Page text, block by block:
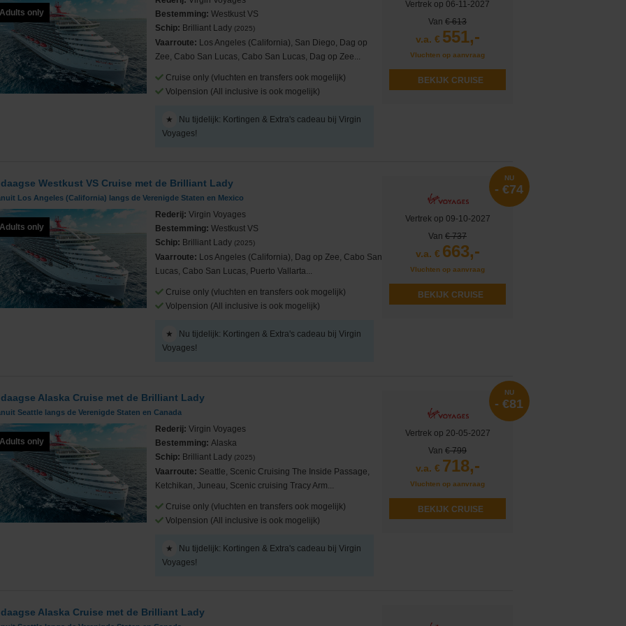
Adults only
Bestemming:Westkust VS
Schip: Brilliant Lady (2025)
Vaarroute: Los Angeles (California), San Diego, Dag op
Zee, Cabo San Lucas, Cabo San Lucas, Dag op Zee...
Cruise only (vluchten en transfers ook mogelijk)
Volpension (All inclusive is ook mogelijk)
★
Nu tijdelijk: Kortingen & Extra's cadeau bij Virgin
Voyages!
Vertrek op 06-11-2027
Van € 613
v.a. € 551,-
Vluchten op aanvraag
BEKIJK CRUISE
Westkust VS Cruise met de Brilliant Lady
Los Angeles (California) langs de Verenigde Staten en Mexico
Adults only
Rederij:Virgin Voyages
Bestemming:Westkust VS
Schip: Brilliant Lady (2025)
Vaarroute: Los Angeles (California), Dag op Zee, Cabo San
Lucas, Cabo San Lucas, Puerto Vallarta...
Cruise only (vluchten en transfers ook mogelijk)
Volpension (All inclusive is ook mogelijk)
★
Nu tijdelijk: Kortingen & Extra's cadeau bij Virgin
Voyages!
NU
- €74
Vertrek op 09-10-2027
Van € 737
v.a. € 663,-
Vluchten op aanvraag
BEKIJK CRUISE
Alaska Cruise met de Brilliant Lady
Seattle langs de Verenigde Staten en Canada
Adults only
Rederij:Virgin Voyages
Bestemming:Alaska
Schip: Brilliant Lady (2025)
Vaarroute: Seattle, Scenic Cruising The Inside Passage,
Ketchikan, Juneau, Scenic cruising Tracy Arm...
Cruise only (vluchten en transfers ook mogelijk)
Volpension (All inclusive is ook mogelijk)
★
Nu tijdelijk: Kortingen & Extra's cadeau bij Virgin
Voyages!
NU
- €81
Vertrek op 20-05-2027
Van € 799
v.a. € 718,-
Vluchten op aanvraag
BEKIJK CRUISE
Alaska Cruise met de Brilliant Lady